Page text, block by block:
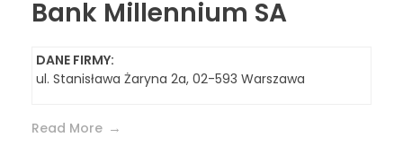
Bank Millennium SA
DANE FIRMY:
ul. Stanisława Żaryna 2a, 02-593 Warszawa
Read More